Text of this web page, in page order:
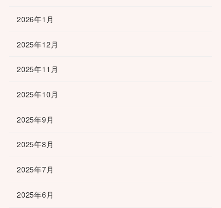
2026年1月
2025年12月
2025年11月
2025年10月
2025年9月
2025年8月
2025年7月
2025年6月